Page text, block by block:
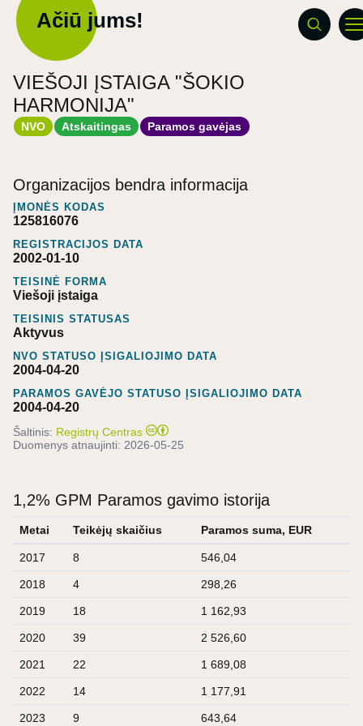
Ačiū jums!
VIEŠOJI ĮSTAIGA "ŠOKIO
HARMONIJA"
NVO Atskaitingas Paramos gavėjas
Organizacijos bendra informacija
ĮMONĖS KODAS
125816076
REGISTRACIJOS DATA
2002-01-10
TEISINĖ FORMA
Viešoji įstaiga
TEISINIS STATUSAS
Aktyvus
NVO STATUSO ĮSIGALIOJIMO DATA
2004-04-20
PARAMOS GAVĖJO STATUSO ĮSIGALIOJIMO DATA
2004-04-20
Šaltinis: Registrų Centras
Duomenys atnaujinti: 2026-05-25
1,2% GPM Paramos gavimo istorija
Metai Teikėjų skaičius Paramos suma, EUR
2017 8 546,04
2018 4 298,26
2019 18 1 162,93
2020 39 2 526,60
2021 22 1 689,08
2022 14 1 177,91
2023 9 643,64